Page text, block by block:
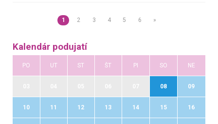
1 2 3 4 5 6 »
Kalendár podujatí
PO UT ST ŠT PI SO NE
08 09
10 11 12 13 14 15 16